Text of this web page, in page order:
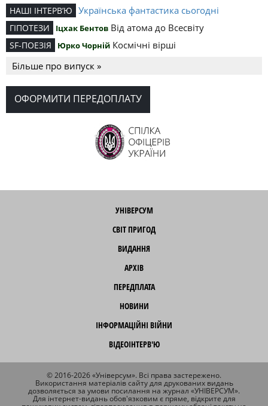
НАШІ ІНТЕРВ’Ю Українська фантастика сьогодні
ГІПОТЕЗИ Іцхак Бентов Від атома до Всесвіту
SF-ПОЕЗІЯ Юрко Чорній Космічні вірші
Більше про випуск »
ОФОРМИТИ ПЕРЕДОПЛАТУ
УНІВЕРСУМ
СВІТ ПРИГОД
ВИДАННЯ
АРХІВ
ПЕРЕДПЛАТА
НОВИНИ
ІНФОРМАЦІЙНІ ВІЙНИ
ВІДЕОІНТЕРВ'Ю
© 2016-2026 «Універсум». Всі права застережено.
Використання матеріалів сайту для друкованих видань
дозволяється за умови посилання на журнал «УНІВЕРСУМ».
Для інтернет-видань обов'язковим є пряме, відкрите для